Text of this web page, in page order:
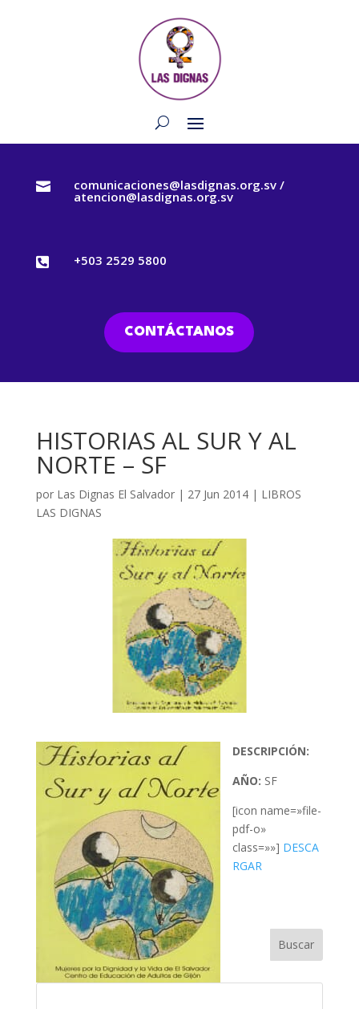
 comunicaciones@lasdignas.org.sv /
atencion@lasdignas.org.sv
 +503 2529 5800
CONTÁCTANOS
HISTORIAS AL SUR Y AL
NORTE – SF
por Las Dignas El Salvador| 27 Jun 2014| LIBROS
LAS DIGNAS
DESCRIPCIÓN:
AÑO: SF
[icon name=»file-
pdf-o»
class=»»] DESCA
RGAR